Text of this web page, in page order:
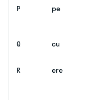
P pe
Q
cu
R
ere